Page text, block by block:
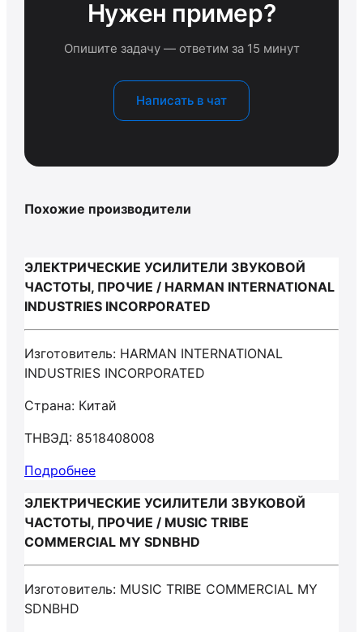
Нужен пример?
Опишите задачу — ответим за 15 минут
Написать в чат
Похожие производители
ЭЛЕКТРИЧЕСКИЕ УСИЛИТЕЛИ ЗВУКОВОЙ
ЧАСТОТЫ, ПРОЧИЕ / HARMAN INTERNATIONAL
INDUSTRIES INCORPORATED
Изготовитель: HARMAN INTERNATIONAL
INDUSTRIES INCORPORATED
Страна: Китай
ТНВЭД: 8518408008
Подробнее
ЭЛЕКТРИЧЕСКИЕ УСИЛИТЕЛИ ЗВУКОВОЙ
ЧАСТОТЫ, ПРОЧИЕ / MUSIC TRIBE
COMMERCIAL MY SDNBHD
Изготовитель: MUSIC TRIBE COMMERCIAL MY
SDNBHD